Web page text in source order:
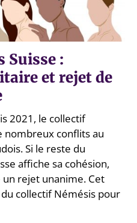
Suisse :
et rejet de
2021, le collectif
nombreux conflits au
Si le reste du
affiche sa cohésion,
un rejet unanime. Cet
collectif Némésis pour